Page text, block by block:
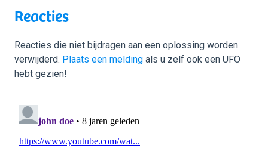
Reacties
Reacties die niet bijdragen aan een oplossing worden
verwijderd. Plaats een melding als u zelf ook een UFO
hebt gezien!